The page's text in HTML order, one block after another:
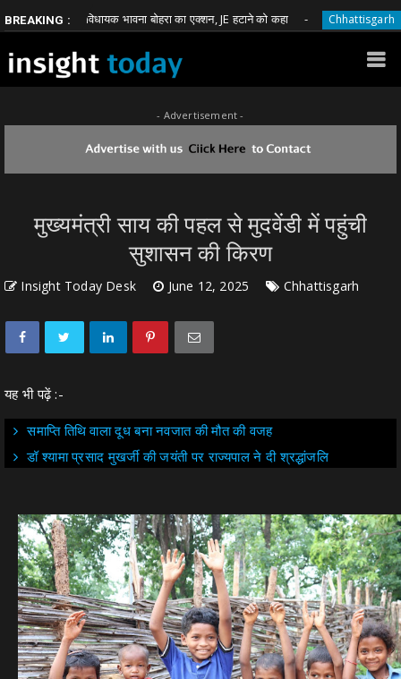
BREAKING :
भाजपा विधायक भावना बोहरा का एक्शन, JE हटाने को कहा Chhattisgarh घूस
- Advertisement -
मुख्यमंत्री साय की पहल से मुदवेंडी में पहुंची
सुशासन की किरण
Insight Today Desk June 12, 2025 Chhattisgarh
यह भी पढ़ें :-
समाप्ति तिथि वाला दूध बना नवजात की मौत की वजह
डॉ श्यामा प्रसाद मुखर्जी की जयंती पर राज्यपाल ने दी श्रद्धांजलि